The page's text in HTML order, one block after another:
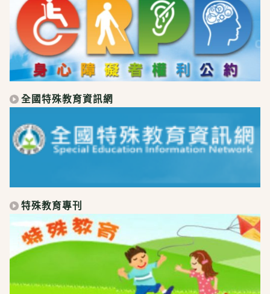
全國特殊教育資訊網
特殊教育專刊